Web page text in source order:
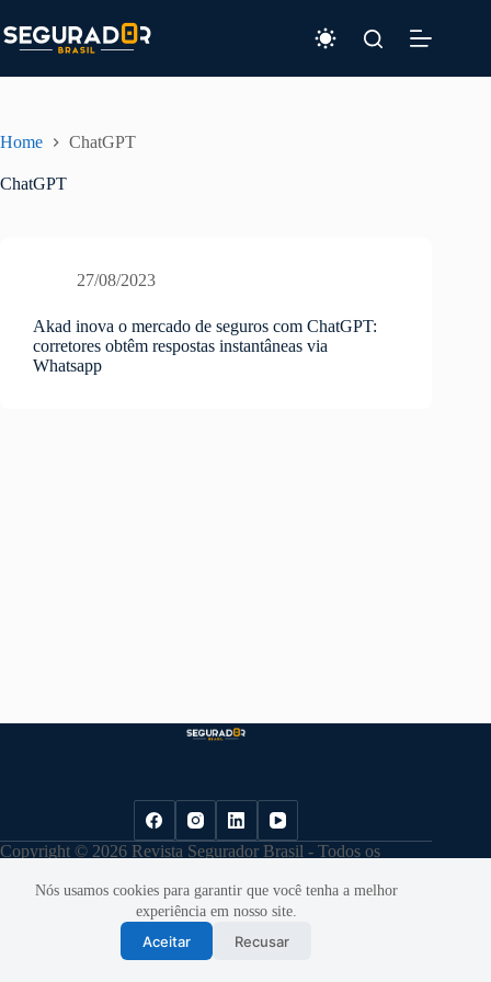
para
o
Nós usamos cookies para garantir que você tenha a melhor
experiência em nosso site.
Aceitar Recusar
Home ChatGPT
ChatGPT
27/08/2023
Akad inova o mercado de seguros com ChatGPT:
corretores obtêm respostas instantâneas via
Whatsapp
Copyright © 2026 Revista Segurador Brasil - Todos os
Desenvolvido por